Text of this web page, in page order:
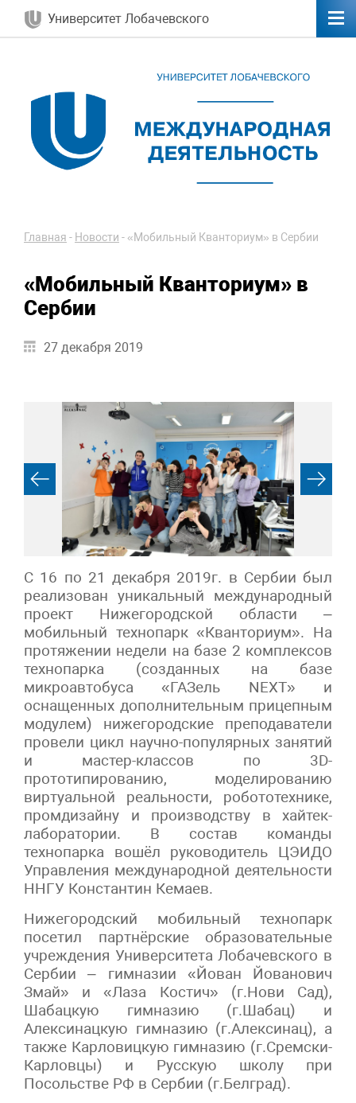
Университет Лобачевского
Главная - Новости -«Мобильный Кванториум» в Сербии
«Мобильный Кванториум» в
Сербии
27 декабря 2019
С 16 по 21 декабря 2019г. в Сербии был
реализован уникальный международный
проект Нижегородской области –
мобильный технопарк «Кванториум». На
протяжении недели на базе 2 комплексов
технопарка (созданных на базе
микроавтобуса «ГАЗель NEXT» и
оснащенных дополнительным прицепным
модулем) нижегородские преподаватели
провели цикл научно-популярных занятий
и мастер-классов по 3D-
прототипированию, моделированию
виртуальной реальности, робототехнике,
промдизайну и производству в хайтек-
лаборатории. В состав команды
технопарка вошёл руководитель ЦЭИДО
Управления международной деятельности
ННГУ Константин Кемаев.
Нижегородский мобильный технопарк
посетил партнёрские образовательные
учреждения Университета Лобачевского в
Сербии – гимназии «Йован Йованович
Змай» и «Лаза Костич» (г.Нови Сад),
Шабацкую гимназию (г.Шабац) и
Алексинацкую гимназию (г.Алексинац), а
также Карловицкую гимназию (г.Сремски-
Карловцы) и Русскую школу при
Посольстве РФ в Сербии (г.Белград).